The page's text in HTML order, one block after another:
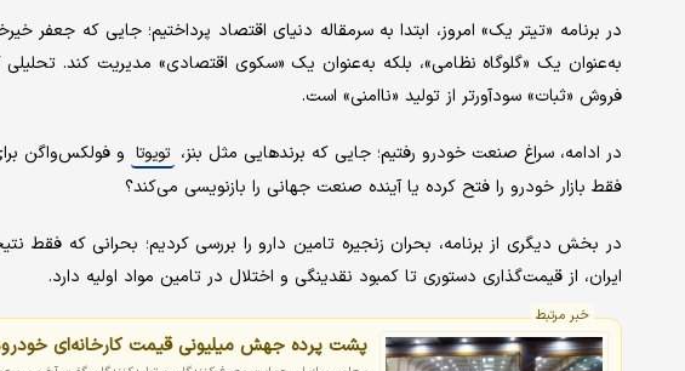
در برنامه «تیتر یک» امروز، ابتدا به سرمقاله دنیای اقتصاد پرداختیم؛ جایی که جعفر
به‌عنوان یک «گلوگاه نظامی»، بلکه به‌عنوان یک «سکوی اقتصادی» مدیریت کند.
فروش «ثبات» سودآورتر از تولید «ناامنی» است.
در ادامه، سراغ صنعت خودرو رفتیم؛ جایی که برندهایی مثل بنز، تویوتا و فولکس‌واگن
فقط بازار خودرو را فتح کرده یا آینده صنعت جهانی را بازنویسی می‌کند؟
در بخش دیگری از برنامه، بحران زنجیره تامین دارو را بررسی کردیم؛ بحرانی که
ایران، از قیمت‌گذاری دستوری تا کمبود نقدینگی و اختلال در تامین مواد اولیه دارد.
خبر مرتبط
پشت پرده جهش میلیونی قیمت کارخانه‌ای